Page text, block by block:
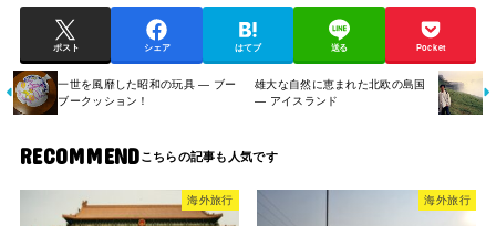
ポスト シェア はてブ 送る Pocket
一世を風靡した昭和の玩具 ― ブー
ブークッション！
雄大な自然に恵まれた北欧の島国
― アイスランド
RECOMMEND
海外旅行 海外旅行